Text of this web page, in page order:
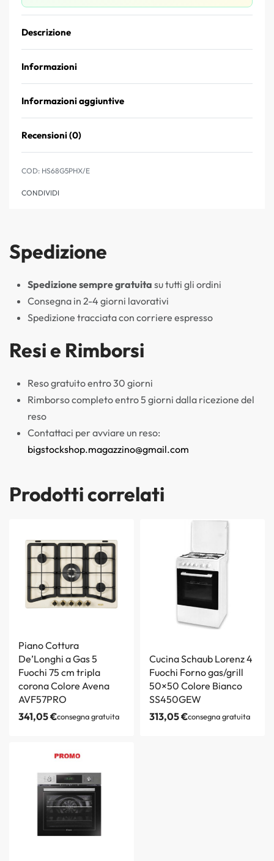
Descrizione
Informazioni
Informazioni aggiuntive
Recensioni (0)
HS68G5PHX/E
CONDIVIDI
Spedizione
Spedizione sempre gratuita su tutti gli ordini
Consegna in 2-4 giorni lavorativi
Spedizione tracciata con corriere espresso
Resi e Rimborsi
Reso gratuito entro 30 giorni
Rimborso completo entro 5 giorni dalla ricezione del
reso
Contattaci per avviare un reso:
bigstockshop.magazzino@gmail.com
Prodotti correlati
Piano Cottura
De’Longhi a Gas 5
Fuochi 75 cm tripla
corona Colore Avena
AVF57PRO
341,05€consegna gratuita
Cucina Schaub Lorenz 4
Fuochi Forno gas/grill
50×50 Colore Bianco
SS450GEW
313,05€consegna gratuita